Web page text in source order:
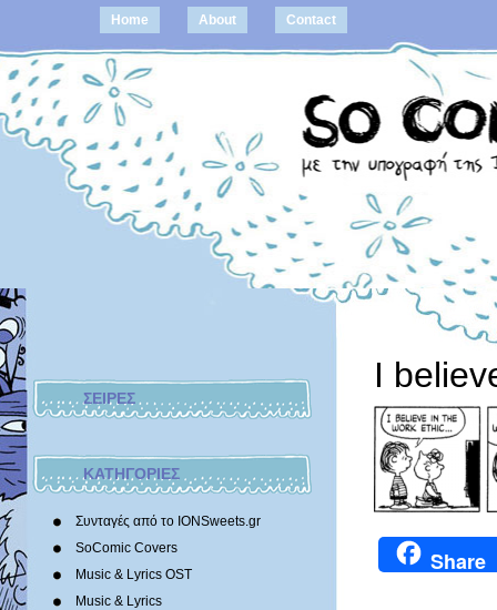
Home About Contact
ΣΕΙΡΕΣ
ΚΑΤΗΓΟΡΙΕΣ
Συνταγές από το IONSweets.gr
SoComic Covers
Music & Lyrics OST
Music & Lyrics
I
Share